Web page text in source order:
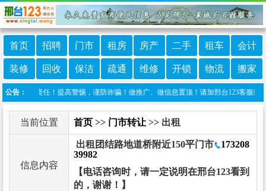
首页 招聘 门市 租房 房产 二手 租车 会计
装修 回收 保洁 疏通 维修 开锁 物流 搬家
公告：
担任何责任！提高警惕，谨防诈骗！做推广、做信息置顶！请加邢台123客服微信
当前位置 首页 >> 门市转让 >> 出租
信息内容
出租团结路地道桥附近150平门市
173208
39982
【电话咨询时，请一定说明在邢台123看到
的，谢谢！】